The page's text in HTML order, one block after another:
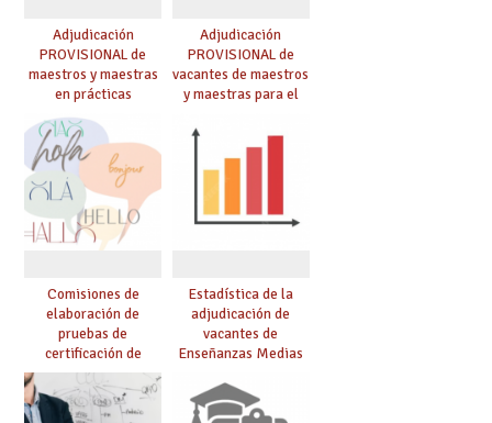
Adjudicación
PROVISIONAL de
maestros y maestras
en prácticas
Adjudicación
PROVISIONAL de
vacantes de maestros
y maestras para el
Comisiones de
elaboración de
pruebas de
certificación de
competencia
lingüística: publicada
resolución definitiva
Estadística de la
adjudicación de
vacantes de
Enseñanzas Medias